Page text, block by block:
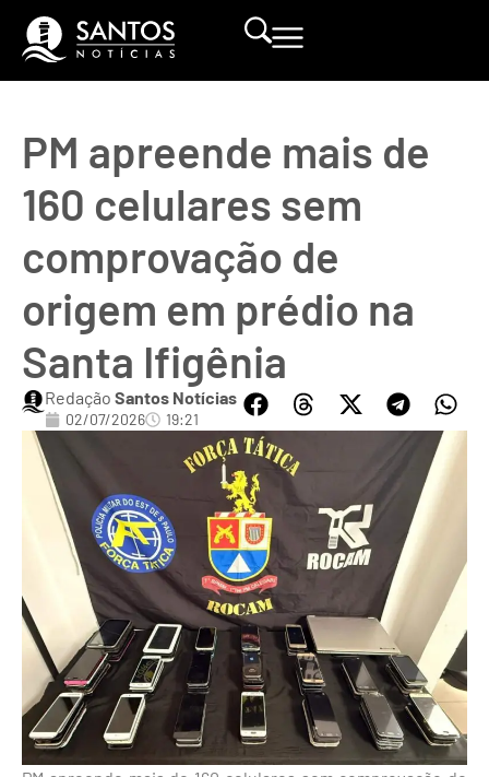
PM apreende mais de
160 celulares sem
comprovação de
origem em prédio na
Santa Ifigênia
Redação Santos Notícias
02/07/2026 19:21